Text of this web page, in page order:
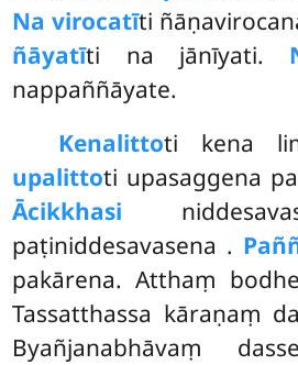
Na virocatīti
ñāyatīti na jānīyati.
nappaññāyate.
Kenalittoti kena
upalittoti upasaggena
Ācikkhasi
paṭiniddesavasena .
pakārena. Atthaṃ
Tassatthassa kāraṇaṃ
Byañjanabhāvaṃ